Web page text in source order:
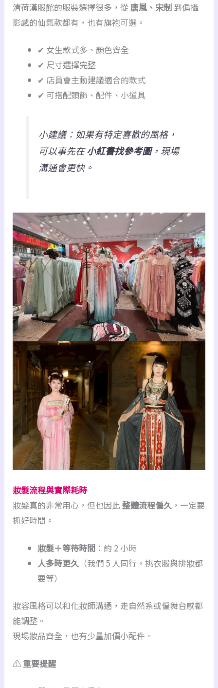
清荷漢服館的服裝選擇很多，從 唐風、宋制 到偏攝
影感的仙氣款都有，也有旗袍可選。
✔ 女生款式多、顏色齊全
✔ 尺寸選擇完整
✔ 店員會主動建議適合的款式
✔ 可搭配頭飾、配件、小道具
小建議：如果有特定喜歡的風格，
可以事先在小紅書找參考圖，現場
溝通會更快。
妝髮流程與實際耗時
妝髮真的非常用心，但也因此整體流程偏久 ，一定要
抓好時間。
妝髮＋等待時間 ：約 2 小時
人多時更久 （我們 5 人同行，挑衣服與排妝都
要等）
妝容風格可以和化妝師溝通，走自然系或偏舞台感都
能調整。
現場妝品齊全，也有少量加價小配件。
⚠️ 重要提醒